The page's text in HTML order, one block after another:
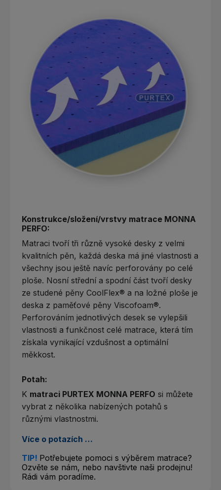
Konstrukce/složení/vrstvy matrace MONNA
PERFO:
Matraci tvoří tři různě vysoké desky z velmi
kvalitních pěn, každá deska má jiné vlastnosti a
všechny jsou ještě navíc perforovány po celé
ploše. Nosní střední a spodní část tvoří desky
ze studené pěny CoolFlex® a na ložné ploše je
deska z paměťové pěny Viscofoam®.
Perforováním jednotlivých desek se vylepšili
vlastnosti a funkčnost celé matrace, která tím
získala vynikající vzdušnost a optimální
měkkost.
Potah:
K matraci PURTEX MONNA PERFO si můžete
vybrat z několika nabízených potahů s
různými vlastnostmi.
Více o potazích …
TIP! Potřebujete pomoci s výběrem matrace?
Ozvěte se nám, nebo navštivte naši prodejnu!
Rádi vám poradíme.